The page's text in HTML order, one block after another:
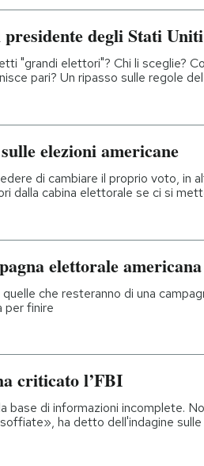
presidente degli Stati Uniti
"grandi elettori"? Chi li sceglie?
pari? Un ripasso sulle regole
elezioni americane
di cambiare il proprio voto, in
dalla cabina elettorale se ci si
elettorale americana
che resteranno di una
per finire
criticato l’FBI
base di informazioni incomplete.
ha detto dell'indagine sulle